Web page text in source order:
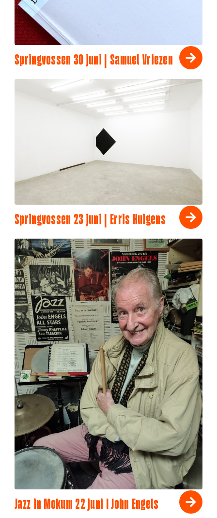
Springvossen 30 juni | Samuel Vriezen
Springvossen 23 juni | Erris Huigens
Jazz in Mokum 22 juni I John Engels